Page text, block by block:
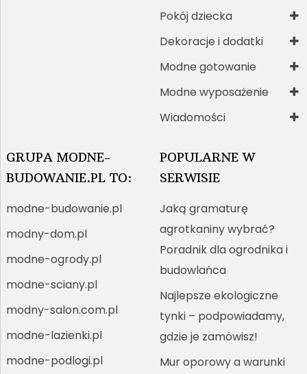
Pokój dziecka
Dekoracje i dodatki
Modne gotowanie
Modne wyposażenie
Wiadomości
GRUPA MODNE-
BUDOWANIE.PL TO:
modne-budowanie.pl
modny-dom.pl
modne-ogrody.pl
modne-sciany.pl
modny-salon.com.pl
modne-lazienki.pl
modne-podlogi.pl
POPULARNE W
SERWISIE
Jaką gramaturę
agrotkaniny wybrać?
Poradnik dla ogrodnika i
budowlańca
Najlepsze ekologiczne
tynki – podpowiadamy,
gdzie je zamówisz!
Mur oporowy a warunki